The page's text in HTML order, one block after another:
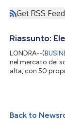
Get RSS Feed
Riassunto:
LONDRA--(
nel mercato dei
alta, con 50
Elegant ha
pensato per
Back to